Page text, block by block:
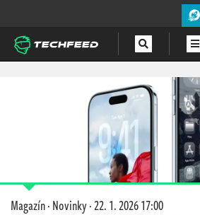
Magazín·Novinky·22. 1. 2026 17:00